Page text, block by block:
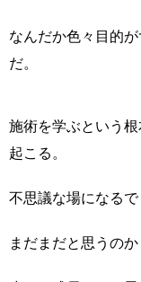
なんだか色々目的
だ。
施術を学ぶという
起こる。
不思議な場になるで
まだまだと思うのか